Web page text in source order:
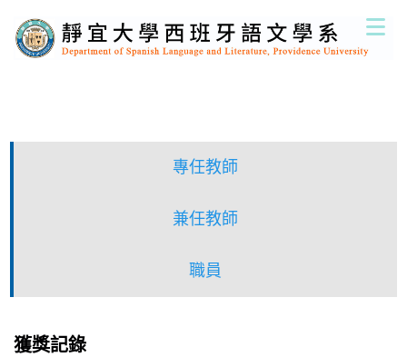
到
主
專任教師
兼任教師
職員
獲獎記錄